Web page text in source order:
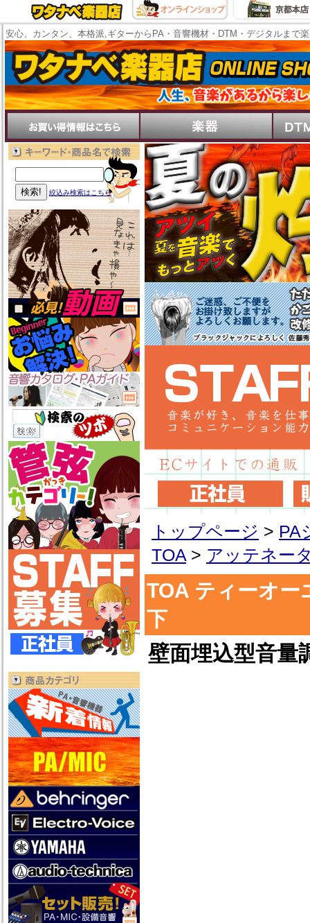
安心、カンタン、本格派,ギターからPA・音響機材・DTM・デジタルまで
絞込み検索はこちら
トップページ > PA
TOA > アッテネー
TOA ティーオ
下
壁面埋込型音量